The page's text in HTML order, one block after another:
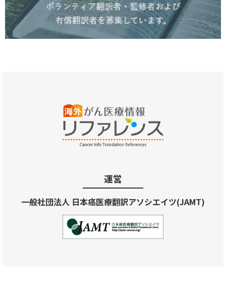
運営
一般社団法人 日本癌医療翻訳アソシエイツ(JAMT)